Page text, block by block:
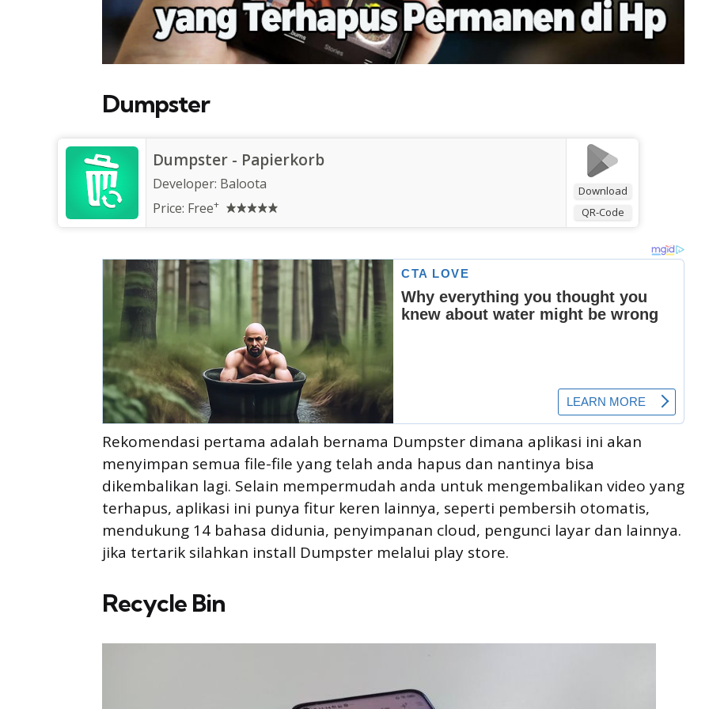
Dumpster
Download
QR-Code
Dumpster - Papierkorb
Developer: Baloota
Price: Free+
Rekomendasi pertama adalah bernama Dumpster dimana aplikasi ini akan
menyimpan semua file-file yang telah anda hapus dan nantinya bisa
dikembalikan lagi. Selain mempermudah anda untuk mengembalikan video yang
terhapus, aplikasi ini punya fitur keren lainnya, seperti pembersih otomatis,
mendukung 14 bahasa didunia, penyimpanan cloud, pengunci layar dan lainnya.
jika tertarik silahkan install Dumpster melalui play store.
Recycle Bin